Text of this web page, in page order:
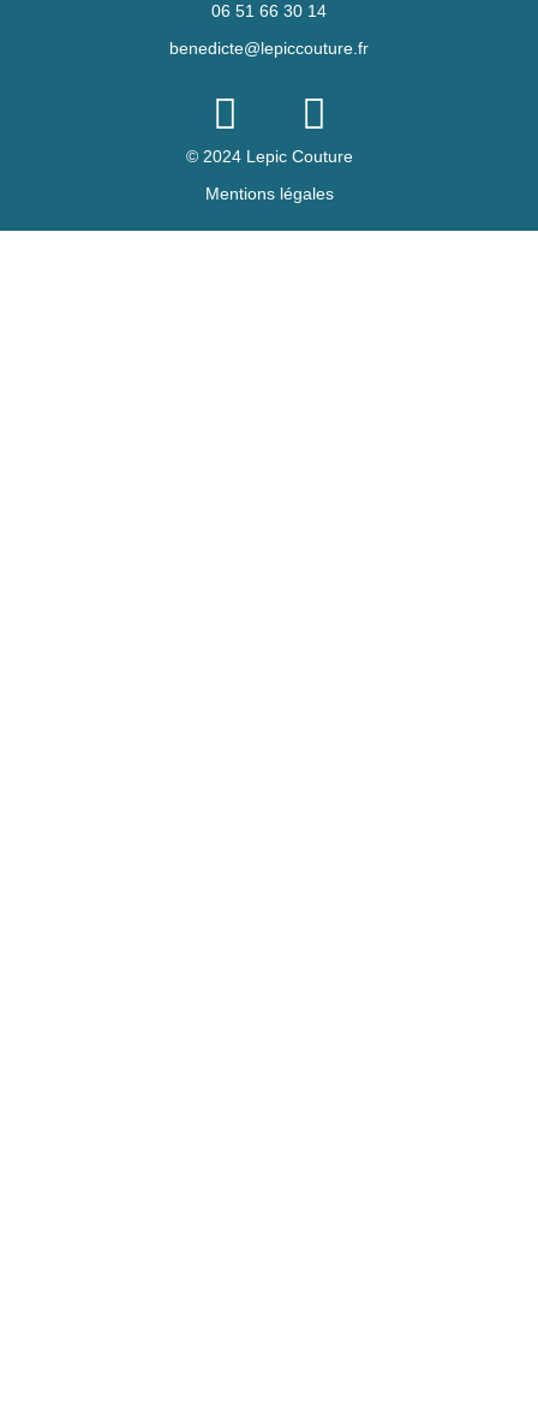
06 51 66 30 14
benedicte@lepiccouture.fr
© 2024 Lepic Couture
Mentions légales